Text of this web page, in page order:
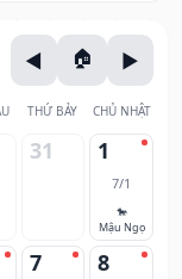
THỨ BẢY CHỦ NHẬT
31 1
7/1
🐎
Mậu Ngọ
7 8